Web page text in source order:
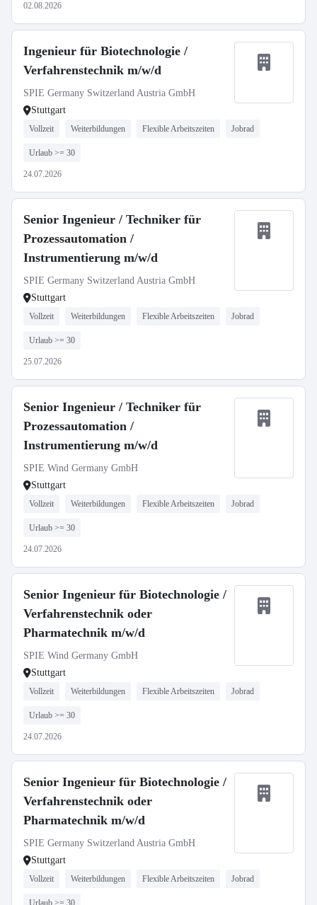
02.08.2026
Ingenieur für Biotechnologie /
Verfahrenstechnik m/w/d
SPIE Germany Switzerland Austria GmbH
Stuttgart
Vollzeit Weiterbildungen Flexible Arbeitszeiten Jobrad
Urlaub >= 30
24.07.2026
Senior Ingenieur / Techniker für
Prozessautomation /
Instrumentierung m/w/d
SPIE Germany Switzerland Austria GmbH
Stuttgart
Vollzeit Weiterbildungen Flexible Arbeitszeiten Jobrad
Urlaub >= 30
25.07.2026
Senior Ingenieur / Techniker für
Prozessautomation /
Instrumentierung m/w/d
SPIE Wind Germany GmbH
Stuttgart
Vollzeit Weiterbildungen Flexible Arbeitszeiten Jobrad
Urlaub >= 30
24.07.2026
Senior Ingenieur für Biotechnologie /
Verfahrenstechnik oder
Pharmatechnik m/w/d
SPIE Wind Germany GmbH
Stuttgart
Vollzeit Weiterbildungen Flexible Arbeitszeiten Jobrad
Urlaub >= 30
24.07.2026
Senior Ingenieur für Biotechnologie /
Verfahrenstechnik oder
Pharmatechnik m/w/d
SPIE Germany Switzerland Austria GmbH
Stuttgart
Vollzeit Weiterbildungen Flexible Arbeitszeiten Jobrad
Urlaub >= 30